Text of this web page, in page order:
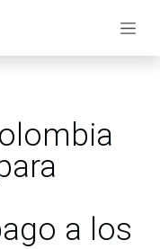
a los